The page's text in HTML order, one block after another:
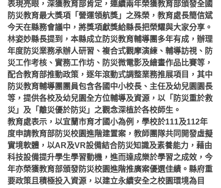
表現亮眼，深獲教育部肯定，連續兩年榮獲教育部頒發全國
防災教育最大獎項「營運領航獎」之殊榮，教育處長簡信斌
今天在縣務會議中，將獎項獻獎給縣長把榮耀與大家分享。
林姿妙縣長提到，本縣成立防災教育輔導團多年有成，辦理
年度防災業務承辦人研習、複合式觀摩演練、輔導訪視、防
災工作考核、實務工作坊、防災微電影及繪畫作品比賽等，
配合教育部推動政策，逐年滾動式調整業務推展項目，其中
防災教育輔導團團員包含各國中小校長、主任及幼兒園園長
等，提供各校及幼兒園全方位輔導及資源，以「防災重於救
災」及「離災優於防災」之觀念深植於各校師生。
教育處表示，以宜蘭市育才國小為例，學校於111及112年
度申請教育部防災校園進階建置案，教師團隊共同開發虛擬
實境軟體，以AR及VR設備結合防災知識及素養能力，藉由
科技設備提升學生學習動機，進而達成樂於學習之成效，今
年亦榮獲教育部頒發防災校園進階推廣案優選佳績。縣府重
要政策且積極投入資源，以建立永續安全之校園環境為目